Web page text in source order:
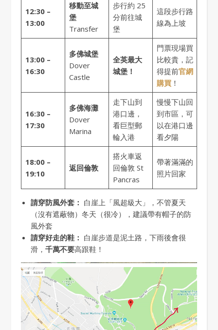
12:30 –
13:00
移動至城
堡
Transfer
步行約 25
分前往城
堡
這段步行路
線為上坡
13:00 –
16:30
多佛城堡
Dover
Castle
全英最大
城堡！
門票現場買
比較貴，記
得提前官網
購買！
16:30 –
17:30
多佛海灘
Dover
Marina
走下山到
港口邊，
看巨型郵
輪入港
慢慢下山回
到市區，可
以在港口邊
看夕陽
18:00 –
19:10
返回倫敦
搭火車返
回倫敦 St
Pancras
帶著滿滿的
照片回家
請穿防風外套： 白崖上「風超級大」，不管夏天
（沒有遮蔽物）冬天（很冷），建議帶有帽子的防
風外套
請穿好走的鞋： 白崖步道是泥土路，下雨後會很
滑， 千萬不要高跟鞋！